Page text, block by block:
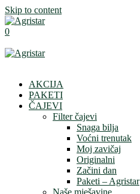
Skip to content
0
AKCIJA
PAKETI
ČAJEVI
Filter čajevi
Snaga bilja
Voćni trenutak
Moj zavičaj
Originalni
Začini dan
Paketi – Agristar
Naše mješavine